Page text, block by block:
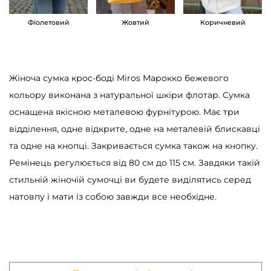
к
е
ж
е
в
а
к
і
л
Фіолетовий Жовтий Коричневий
Жіноча сумка крос-боді Miros Марокко бежевого
кольору виконана з натуральної шкіри флотар. Сумка
оснащена якісною металевою фурнітурою. Має три
відділення, одне відкрите, одне на металевій блискавці
та одне на кнопці. Закривається сумка також на кнопку.
Ремінець регулюється від 80 см до 115 см. Завдяки такій
стильній жіночій сумочці ви будете виділятись серед
натовпу і мати із собою завжди все необхідне.